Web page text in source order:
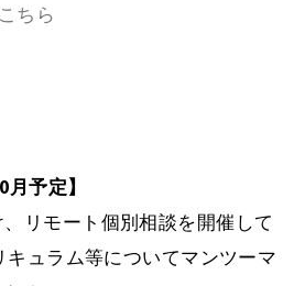
こちら
予定】
リモート個別相談を開催して
ュラム等についてマンツーマ